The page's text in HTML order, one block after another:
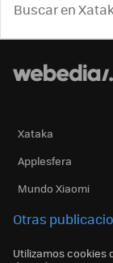
Xataka
Applesfera
Mundo Xiaomi
Otras
Utilizamos